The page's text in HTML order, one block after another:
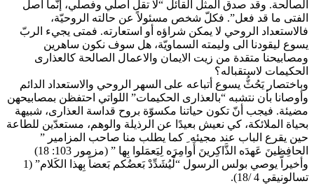
الصالحة. وقد صدق المثل القائل “لا تقل أصلي وفصلي، إنّما أصل
الفتى ما قد فعل”. فكلّ شخص مسئولاً عن حالته الروحيّة،
فالاستعداد الروحي لا يمكن شراؤه أو استعارته. فمتى يجيء الربّ
يسوع ليقودنا الى وليمته السماويّة، هل سوف نكون ساهرين
ومصابيحنا متقدة من زيت الايمان والاعمال الصالحة كالعذارى
الحكيمات لاستقباله؟
وباختصار يَحُثُّ يسوع أتباعه على السهر الروحي والاستعداد الدائم
وأوصانا بأن نتشبه “بالعذارى الحكيمات” اللواتي احتفظن بمصابيحهن
مضيئة. فيجب أنّ تكون حياتنا مكسوّة بروح قداسة العذارى، شبيهة
بحياة الملائكة، كي نعيش بعيدًا عن الرذيلة والوهم، مستعدّين للطاعة
حين يقرع الباب عند مجيئه ِ‏ كما يطلب منا صاحب المزامير ”
الحافِظينَ عَهدَه الذَّاكِرينَ أَوامِرَه لِيَعمَلوا بِها ” (مزمور 103: 18)
وأخيراّ يوصي بولس الرسول “لْيُشَدِّدْ بَعضُكم بَعضاً بِهذا الكَلام” (1
تسالونيقي 4 /18).